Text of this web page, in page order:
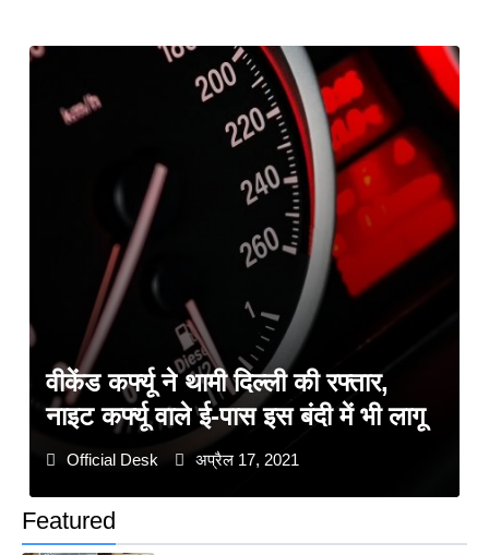
Featured
वीकेंड कर्फ्यू ने थामी दिल्ली की रफ्तार,
नाइट कर्फ्यू वाले ई-पास इस बंदी में भी लागू
Official Desk अप्रैल 17, 2021